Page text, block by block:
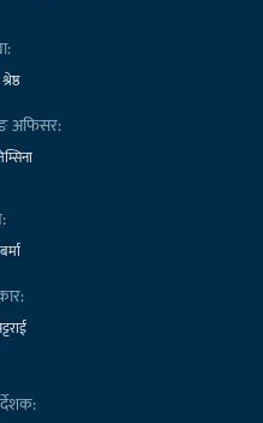
अफिसर: